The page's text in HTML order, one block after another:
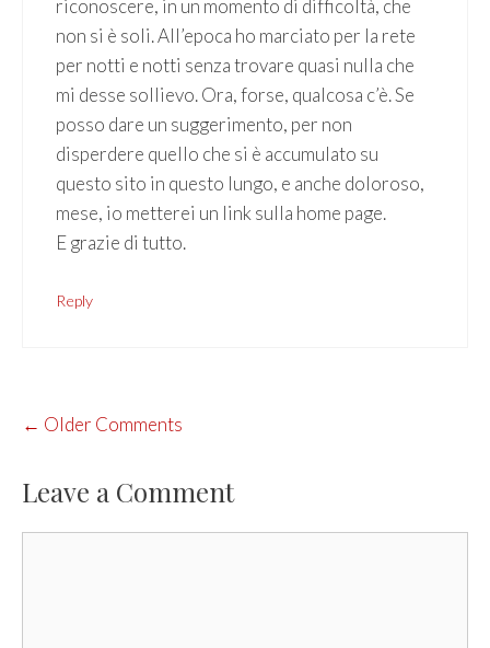
riconoscere, in un momento di difficoltà, che
non si è soli. All’epoca ho marciato per la rete
per notti e notti senza trovare quasi nulla che
mi desse sollievo. Ora, forse, qualcosa c’è. Se
posso dare un suggerimento, per non
disperdere quello che si è accumulato su
questo sito in questo lungo, e anche doloroso,
mese, io metterei un link sulla home page.
E grazie di tutto.
Reply
COMMENT
← Older Comments
Leave a Comment